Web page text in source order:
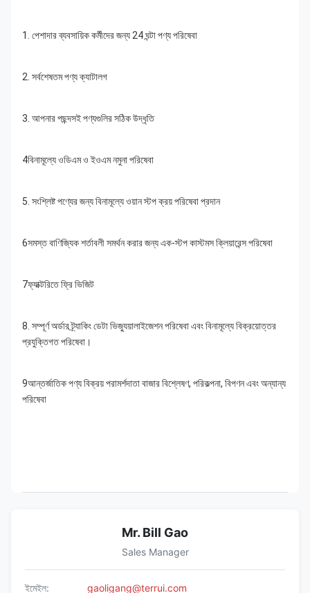
1. পেশাদার ব্যবসায়িক কর্মীদের জন্য 24 ঘন্টা পণ্য পরিষেবা
2. সর্বশেষতম পণ্য ক্যাটালগ
3. আপনার পছন্দসই পণ্যগুলির সঠিক উদ্ধৃতি
4বিনামূল্যে ওডিএম ও ইওএম নমুনা পরিষেবা
5. সংশ্লিষ্ট পণ্যের জন্য বিনামূল্যে ওয়ান স্টপ ক্রয় পরিষেবা প্রদান
6সমস্ত বাণিজ্যিক শর্তাবলী সমর্থন করার জন্য এক-স্টপ কাস্টমস ক্লিয়ারেন্স পরিষেবা
7ফ্যাক্টরিতে ফ্রি ভিজিট
8. সম্পূর্ণ অর্ডার ট্র্যাকিং ডেটা ভিজ্যুয়ালাইজেশন পরিষেবা এবং বিনামূল্যে বিক্রয়োত্তর
প্রযুক্তিগত পরিষেবা।
9আন্তর্জাতিক পণ্য বিক্রয় পরামর্শদাতা বাজার বিশ্লেষণ, পরিকল্পনা, বিপণন এবং অন্যান্য
পরিষেবা
Mr. Bill Gao
Sales Manager
ইমেইল:
gaoligang@terrui.com